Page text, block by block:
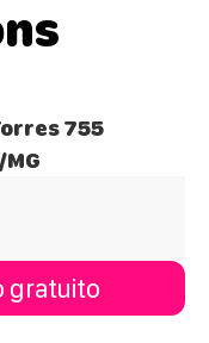
755
gratuito